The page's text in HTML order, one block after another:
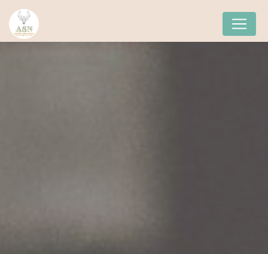
Panneau de gestion des cookies